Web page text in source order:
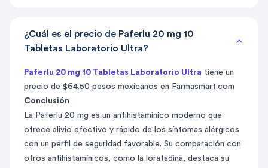
¿Cuál es el precio de Paferlu 20 mg 10
Tabletas Laboratorio Ultra?
Paferlu 20 mg 10 Tabletas Laboratorio Ultra tiene un
precio de $64.50 pesos mexicanos en Farmasmart.com
Conclusión
La Paferlu 20 mg es un antihistamínico moderno que
ofrece alivio efectivo y rápido de los síntomas alérgicos
con un perfil de seguridad favorable. Su comparación con
otros antihistamínicos, como la loratadina, destaca su